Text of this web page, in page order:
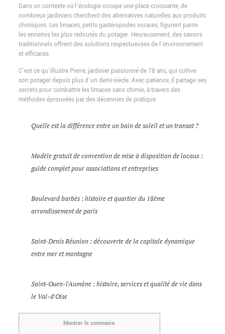
Dans un contexte où l’écologie occupe une place croissante, de
nombreux jardiniers cherchent des alternatives naturelles aux produits
chimiques. Les limaces, petits gastéropodes voraces, figurent parmi
les ennemis les plus redoutés du potager. Heureusement, des savoirs
traditionnels offrent des solutions respectueuses de l’environnement
et efficaces.
C’est ce qu’illustre Pierre, jardinier passionné de 78 ans, qui cultive
son potager depuis plus d’un demi-siècle. Avec patience, il partage ses
secrets pour combattre les limaces sans chimie, à travers des
méthodes éprouvées par des décennies de pratique.
Quelle est la différence entre un bain de soleil et un transat ?
Modèle gratuit de convention de mise à disposition de locaux :
guide complet pour associations et entreprises
Boulevard barbès : histoire et quartier du 18ème
arrondissement de paris
Saint-Denis Réunion : découverte de la capitale dynamique
entre mer et montagne
Saint-Ouen-l'Aumône : histoire, services et qualité de vie dans
le Val-d'Oise
Montrer le sommaire